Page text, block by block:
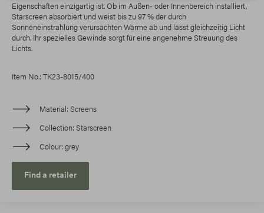
Eigenschaften einzigartig ist. Ob im Außen- oder Innenbereich installiert,
Starscreen absorbiert und weist bis zu 97 % der durch
Sonneneinstrahlung verursachten Wärme ab und lässt gleichzeitig Licht
durch. Ihr spezielles Gewinde sorgt für eine angenehme Streuung des
Lichts.
Item No.: TK23-8015/400
Material Screens
Collection Starscreen
Colour grey
Find a retailer